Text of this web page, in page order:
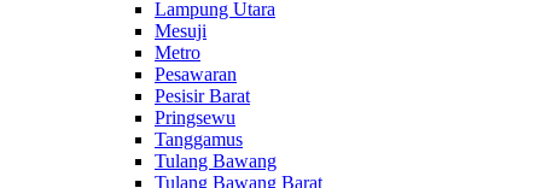
Lampung Utara
Mesuji
Metro
Pesawaran
Pesisir Barat
Pringsewu
Tanggamus
Tulang Bawang
Tulang Bawang Barat